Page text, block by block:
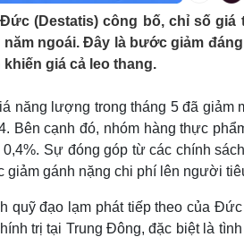
bóng đá
Ô tô - Xe máy
Ô tô
Xe máy
- Điện ảnh
Giải trí
Nghệ sĩ
Sao Việt
(Destatis) công bố, chỉ số giá
ngoái. Đây là bước giảm
giá cả leo thang.
năng lượng trong tháng 5 đã giảm
Bên cạnh đó, nhóm hàng thực
Sự đóng góp từ các chính
giảm gánh nặng chi phí lên người
quỹ đạo lạm phát tiếp theo của
trị tại Trung Đông, đặc biệt là